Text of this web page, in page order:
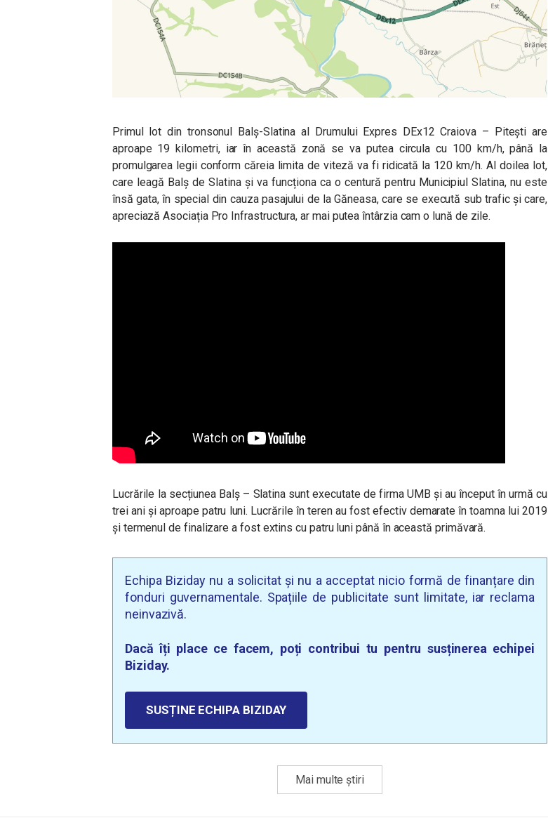
Primul lot din tronsonul Balș-Slatina al Drumului Expres DEx12 Craiova – Pitești are
aproape 19 kilometri, iar în această zonă se va putea circula cu 100 km/h, până la
promulgarea legii conform căreia limita de viteză va fi ridicată la 120 km/h. Al doilea lot,
care leagă Balș de Slatina și va funcționa ca o centură pentru Municipiul Slatina, nu este
însă gata, în special din cauza pasajului de la Găneasa, care se execută sub trafic și care,
apreciază Asociația Pro Infrastructura, ar mai putea întârzia cam o lună de zile.
Lucrările la secțiunea Balș – Slatina sunt executate de firma UMB și au început în urmă cu
trei ani și aproape patru luni. Lucrările în teren au fost efectiv demarate în toamna lui 2019
și termenul de finalizare a fost extins cu patru luni până în această primăvară.
Echipa Biziday nu a solicitat și nu a acceptat nicio formă de finanțare din
fonduri guvernamentale. Spațiile de publicitate sunt limitate, iar reclama
neinvazivă.
Dacă îți place ce facem, poți contribui tu pentru susținerea echipei
Biziday.
SUSȚINE ECHIPA BIZIDAY
Mai multe știri